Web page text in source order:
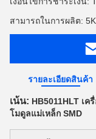
สามารถในการผลิต:
รายละเอียดสินค้า
เน้น: HB5011HLT เค
โมดูลแม่เหล็ก SMD